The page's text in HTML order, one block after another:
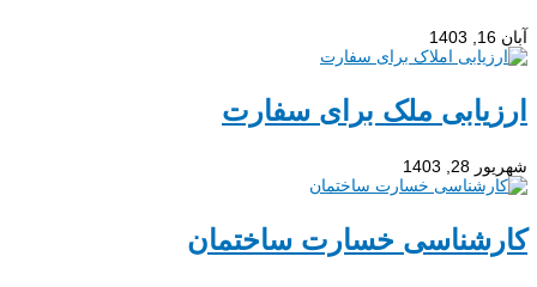
آبان 16, 1403
ارزیابی ملک برای سفارت
شهریور 28, 1403
کارشناسی خسارت ساختمان